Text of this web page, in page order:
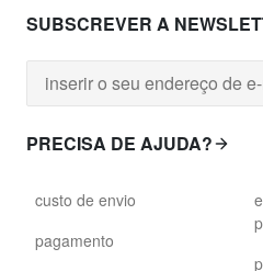
SUBSCREVER A
PRECISA DE AJUDA?
custo de envio
pagamento